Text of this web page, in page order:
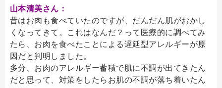
山本清美さん：
昔はお肉も食べていたのですが、だんだん肌がおかし
くなってきて。これはなんだ？って医療的に調べてみ
たら、お肉を食べたことによる遅延型アレルギーが原
因だと判明しました。
多分、お肉のアレルギー蓄積で肌に不調が出てきたん
だと思って、対策をしたらお肌の不調が落ち着いたん